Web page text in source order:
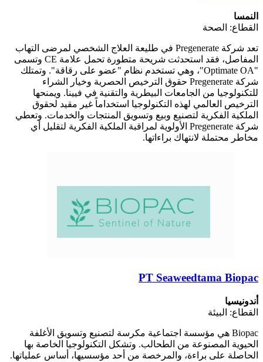
النمسا
القطاع: الصحة
تعد شركة Pregenerate في طليعة العلاج الشخصي لمرضى التهاب
المفاصل، فقد استحدثت شريحة متطورة تحمل علامة CE وتسمى
"Optimate OA"، وهي تستخدم نظام "عضو على رقاقة". وتمتلك
شركة Pregenerate حقوق الترخيص الحصرية وخيار الشراء
للتكنولوجيا من الجامعات البيطرية والتقنية في فيينا. ويمنحها
الترخيص العالمي لهذه التكنولوجيا استخداماً غير مقيد لحقوق
الملكية الفكرية لتصنيع وبيع وتسويق المنتجات والخدمات. وتعطي
شركة Pregenerate الأولوية لمراقبة الملكية الفكرية لتقليل أي
مخاطر محتملة لانتهاك براءاتها.
PT Seaweedtama Biopac
أندونيسيا
القطاع: البيئة
Biopac هي مؤسسة اجتماعية مكرسة لتصنيع وتسويق الأغلفة
الحيوية المصنوعة من الطحالب. وتشكل التكنولوجيا الخاصة بها
الحاصلة على براءة، والمرخصة من أحد مؤسسيها، أساس عملياتها.